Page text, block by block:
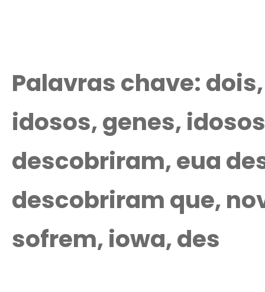
Palavras chave:
idosos, genes,
descobriram, eua
descobriram que,
sofrem, iowa, des